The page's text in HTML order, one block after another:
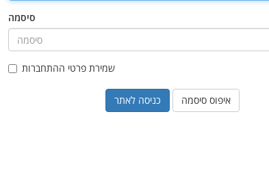
סיסמה
שמירת פרטי ההתחברות
איפוס סיסמה